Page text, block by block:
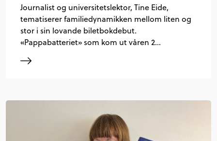
Journalist og universitetslektor, Tine Eide,
tematiserer familiedynamikken mellom liten og
stor i sin lovande biletbokdebut.
«Pappabatteriet» som kom ut våren 2…